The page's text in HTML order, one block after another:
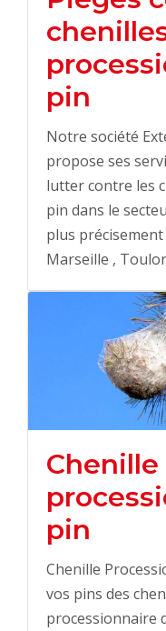
pin
Notre société
propose ses
lutter contre les
pin dans le
plus
Marseille ,
Chenille
pin
Chenille
vos pins des
processionnaire